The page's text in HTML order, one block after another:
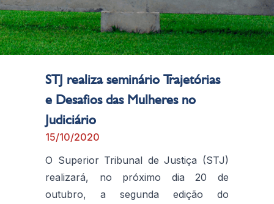
STJ realiza seminário Trajetórias
e Desafios das Mulheres no
Judiciário
15/10/2020
O Superior Tribunal de Justiça (STJ)
realizará, no próximo dia 20 de
outubro, a segunda edição do